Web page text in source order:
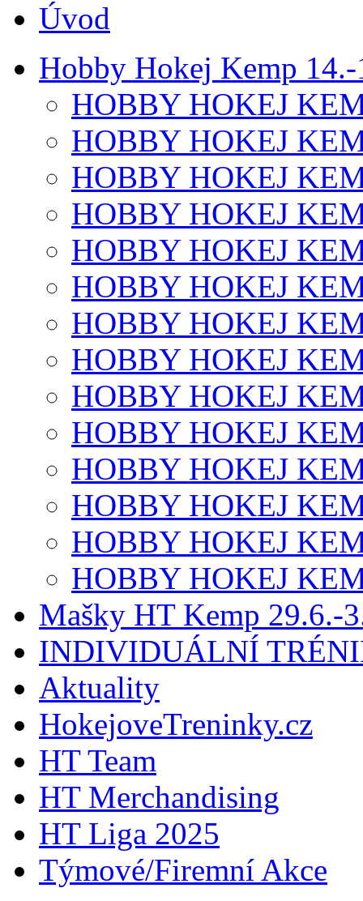
Úvod
Hobby Hokej Kemp
HOBBY HOKEJ
HOBBY HOKEJ
HOBBY HOKEJ
HOBBY HOKEJ
HOBBY HOKEJ
HOBBY HOKEJ
HOBBY HOKEJ
HOBBY HOKEJ
HOBBY HOKEJ
HOBBY HOKEJ
HOBBY HOKEJ
HOBBY HOKEJ
HOBBY HOKEJ
HOBBY HOKEJ
Mašky HT Kemp 29.6.-
INDIVIDUÁLNÍ
Aktuality
HokejoveTreninky.cz
HT Team
HT Merchandising
HT Liga 2025
Týmové/Firemní Akce